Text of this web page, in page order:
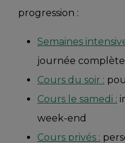
progression :
Semaines
journée complète
Cours du soir :
Cours le samedi :
week-end
Cours privés :